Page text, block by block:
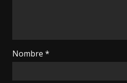
Nombre *